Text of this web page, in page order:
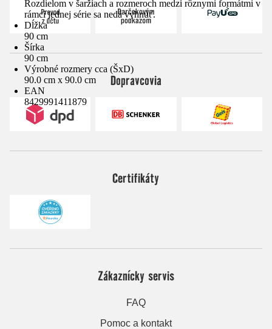
Rozdielom v šaržiach a rozmeroch medzi rôznymi formátmi v
rámci jednej série sa nedá vyhnúť.
Dĺžka
90 cm
Šírka
90 cm
Výrobné rozmery cca (ŠxD)
90.0 cm x 90.0 cm
EAN
8429991411879
Dopravcovia
Certifikáty
Zákaznícky servis
FAQ
Pomoc a kontakt